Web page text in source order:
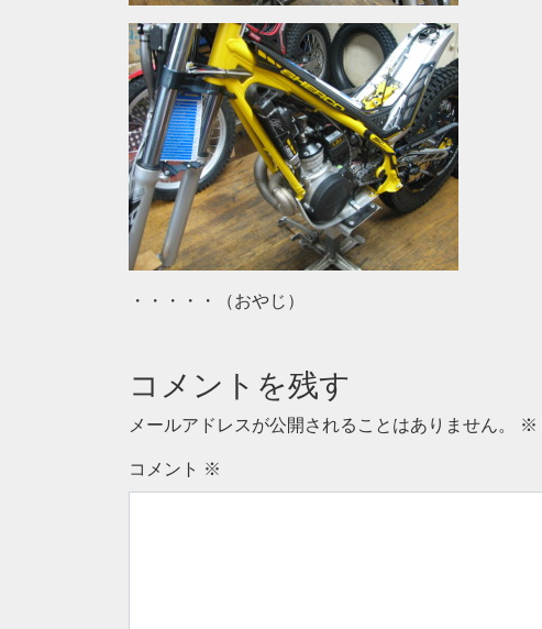
・・・・・（おやじ）
コメントを残す
メールアドレスが公開されることはありません。 ※
コメント ※